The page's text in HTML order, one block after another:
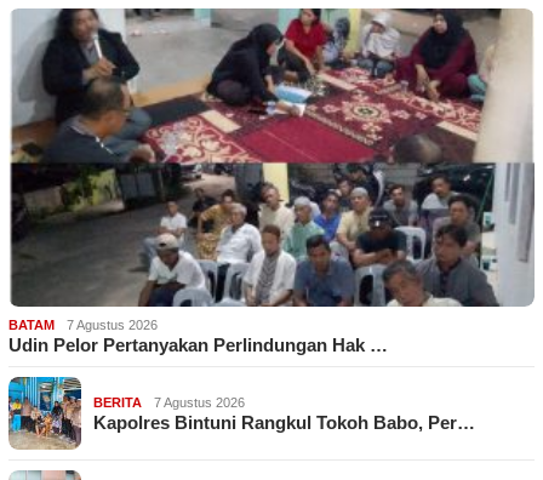
BATAM 7 Agustus 2026
Udin Pelor Pertanyakan Perlindungan Hak …
BERITA 7 Agustus 2026
Kapolres Bintuni Rangkul Tokoh Babo, Per…